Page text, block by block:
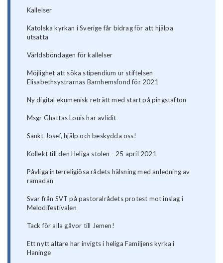
Kallelser
Katolska kyrkan i Sverige får bidrag för att hjälpa
utsatta
Världsböndagen för kallelser
Möjlighet att söka stipendium ur stiftelsen
Elisabethsystrarnas Barnhemsfond för 2021
Ny digital ekumenisk reträtt med start på pingstafton
Msgr Ghattas Louis har avlidit
Sankt Josef, hjälp och beskydda oss!
Kollekt till den Heliga stolen - 25 april 2021
Påvliga interreligiösa rådets hälsning med anledning av
ramadan
Svar från SVT på pastoralrådets protest mot inslag i
Melodifestivalen
Tack för alla gåvor till Jemen!
Ett nytt altare har invigts i heliga Familjens kyrka i
Haninge